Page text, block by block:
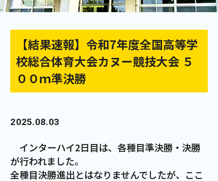
【結果速報】令和7年度全国高等学
校総合体育大会カヌー競技大会 ５
００ｍ準決勝
2025.08.03
インターハイ2日目は、各種目準決勝・決勝
が行われました。
全種目決勝進出とはなりませんでしたが、ここ